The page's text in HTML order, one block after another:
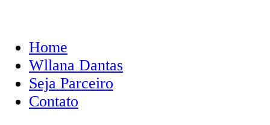
Home
Wllana Dantas
Seja Parceiro
Contato